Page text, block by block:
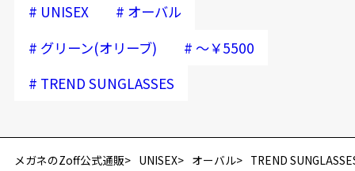
# UNISEX # オーバル
# グリーン(オリーブ) # ～￥5500
# TREND SUNGLASSES
メガネのZoff公式通販 UNISEX オーバル TREND